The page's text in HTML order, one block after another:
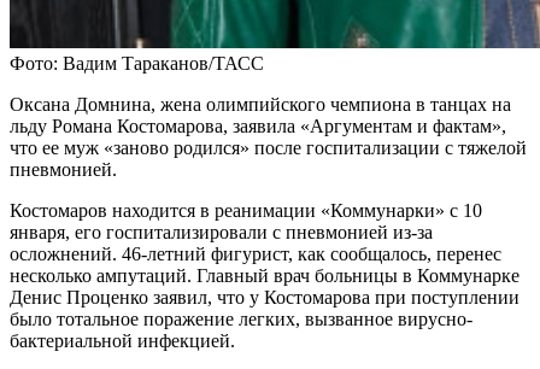
Фото: Вадим Тараканов/ТАСС
Оксана Домнина, жена олимпийского чемпиона в танцах на
льду Романа Костомарова, заявила «Аргументам и фактам»,
что ее муж «заново родился» после госпитализации с тяжелой
пневмонией.
Костомаров находится в реанимации «Коммунарки» с 10
января, его госпитализировали с пневмонией из-за
осложнений. 46-летний фигурист, как сообщалось, перенес
несколько ампутаций. Главный врач больницы в Коммунарке
Денис Проценко заявил, что у Костомарова при поступлении
было тотальное поражение легких, вызванное вирусно-
бактериальной инфекцией.